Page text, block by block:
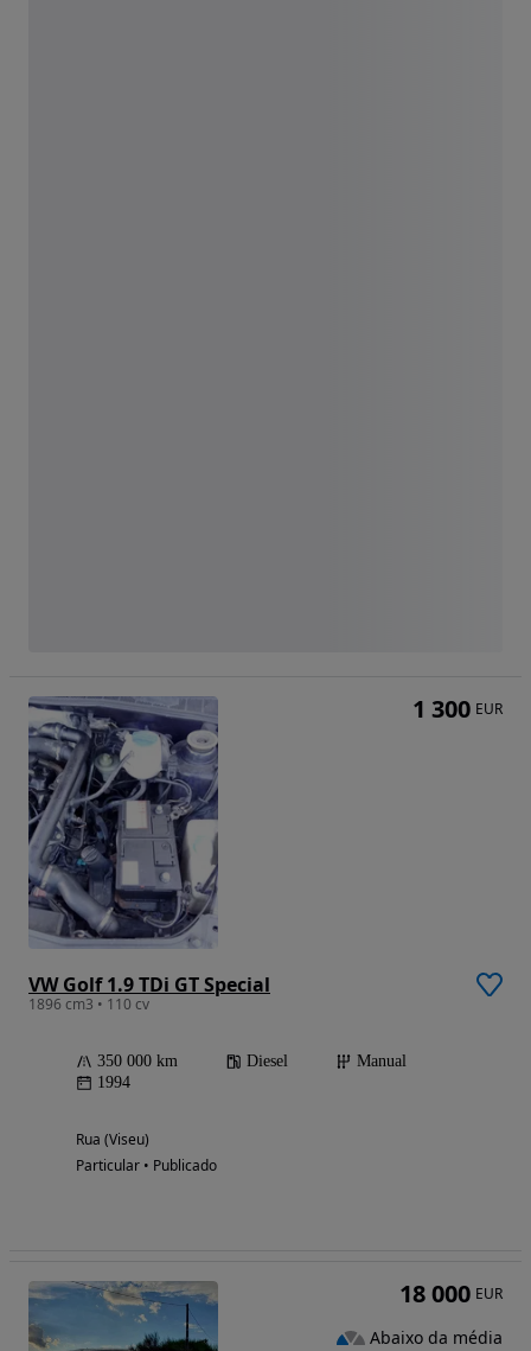
VW Golf 1.9 TDi GT Special
1896 cm3 • 110 cv
350 000 km Diesel
Manual
1994
Rua (Viseu)
Particular • Publicado
1 300 EUR
18 000 EUR
Abaixo da média